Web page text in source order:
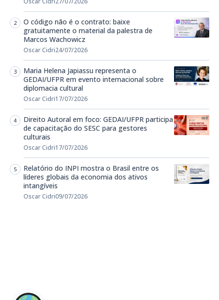
O código não é o contrato: baixe
gratuitamente o material da palestra de
Marcos Wachowicz
Oscar Cidri24/07/2026
Maria Helena Japiassu representa o
GEDAI/UFPR em evento internacional sobre
diplomacia cultural
Oscar Cidri17/07/2026
Direito Autoral em foco: GEDAI/UFPR participa
de capacitação do SESC para gestores
culturais
Oscar Cidri17/07/2026
Relatório do INPI mostra o Brasil entre os
líderes globais da economia dos ativos
intangíveis
Oscar Cidri09/07/2026